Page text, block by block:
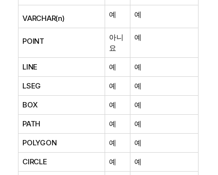
VARCHAR(n) 예 예
POINT
아니
요
예
LINE 예 예
LSEG 예 예
BOX 예 예
PATH 예 예
POLYGON 예 예
CIRCLE 예 예